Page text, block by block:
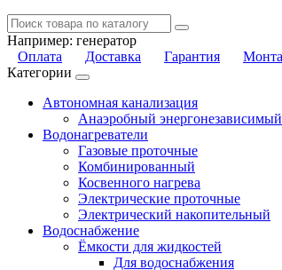
Например: генератор
Оплата
Доставка Гарантия
Категории
Автономная канализация
Анаэробный
Водонагреватели
Газовые проточные
Комбинированный
Косвенного нагрева
Электрические проточные
Электрический накопительный
Водоснабжение
Ёмкости для жидкостей
Для водоснабжения